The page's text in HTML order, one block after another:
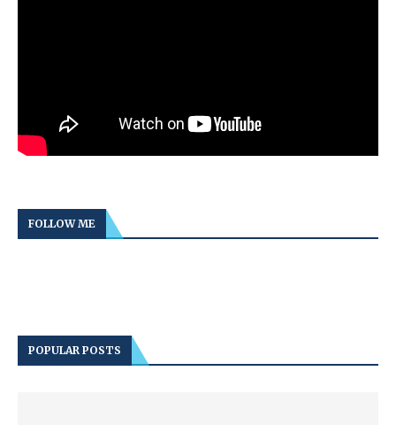
FOLLOW ME
POPULAR POSTS